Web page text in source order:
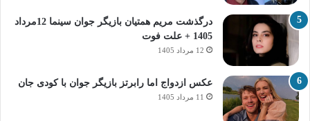
درگذشت مریم همتیان بازیگر جوان سینما 12مرداد
1405 + علت فوت
12 مرداد 1405
عکس ازدواج اما رابرتز بازیگر جوان با کودی جان
11 مرداد 1405